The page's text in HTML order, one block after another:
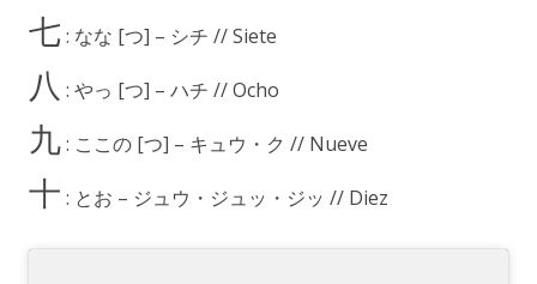
七 : なな [つ] – シチ // Siete
八 : やっ [つ] – ハチ // Ocho
九: ここの [つ] – キュウ・ク // Nueve
十 : とお – ジュウ・ジュッ・ジッ // Diez